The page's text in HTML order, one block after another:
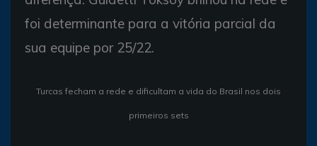
foi determinante para a vitória parcial da
sua equipe por 25/22.
Turcas fecham a rede e dificultam a vida do Brasil nos dois
primeiros sets